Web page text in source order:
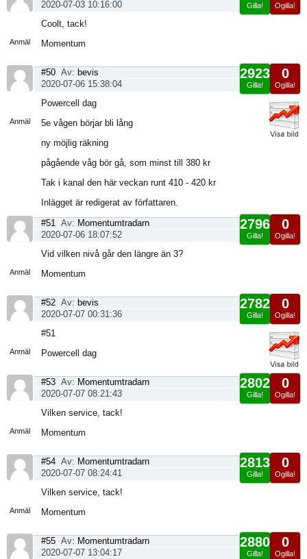
Anmäl
Ogilla!
Gilla!
2020-07-03 10:16:00
Coolt, tack!
Momentum
Anmäl
0
Ogilla!
2923
Gilla!
#50 Av: bevis
2020-07-06 15:38:04
Powercell dag
5e vågen börjar bli lång
ny möjlig räkning
pågående våg bör gå, som minst till 380 kr
Tak i kanal den här veckan runt 410 - 420 kr
Inlägget är redigerat av författaren.
Anmäl
0
Ogilla!
2796
Gilla!
#51 Av: Momentumtradarn
2020-07-06 18:07:52
Vid vilken nivå går den längre än 3?
Momentum
Anmäl
0
Ogilla!
2782
Gilla!
#52 Av: bevis
2020-07-07 00:31:36
#51
Powercell dag
Anmäl
0
Ogilla!
2802
Gilla!
#53 Av: Momentumtradarn
2020-07-07 08:21:43
Vilken service, tack!
Momentum
Anmäl
0
Ogilla!
2813
Gilla!
#54 Av: Momentumtradarn
2020-07-07 08:24:41
Vilken service, tack!
Momentum
0
Ogilla!
2880
Gilla!
#55 Av: Momentumtradarn
2020-07-07 13:04:17